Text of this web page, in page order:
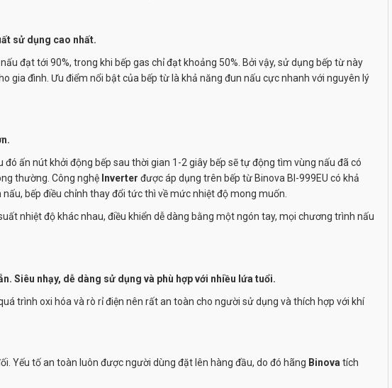
sử dụng cao nhất.
đạt tới 90%, trong khi bếp gas chỉ đạt khoảng 50%. Bởi vậy, sử dụng bếp từ này
gia đình. Ưu điểm nổi bật của bếp từ là khả năng đun nấu cực nhanh với nguyên lý
ấn nút khởi động bếp sau thời gian 1-2 giây bếp sẽ tự động tìm vùng nấu đã có
thường. Công nghệ Inverter được áp dụng trên bếp từ Binova BI-999EU có khả
bếp điều chỉnh thay đổi tức thì về mức nhiệt độ mong muốn.
nhiệt độ khác nhau, điều khiển dễ dàng bằng một ngón tay, mọi chương trình nấu
Siêu nhạy, dễ dàng sử dụng và phù hợp với nhiều lứa tuổi.
trình oxi hóa và rò rỉ điện nên rất an toàn cho người sử dụng và thích hợp với khí
Yếu tố an toàn luôn được người dùng đặt lên hàng đầu, do đó hãng Binova tích